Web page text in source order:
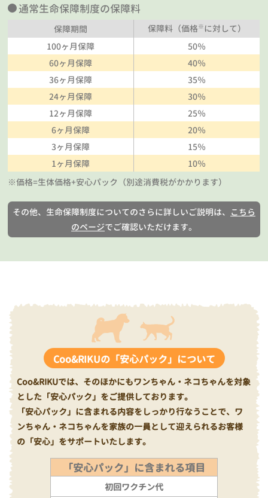
通常生命保障制度の保障料
保障期間 保障料（価格※に対して）
100ヶ月保障
50％
60ヶ月保障
40％
36ヶ月保障
35％
24ヶ月保障
30％
12ヶ月保障
25％
6ヶ月保障
20％
3ヶ月保障
15％
1ヶ月保障
10％
※価格=生体価格+安心パック（別途消費税がかかります）
その他、生命保障制度についてのさらに詳しいご説明は、
こちら
のページでご確認いただけます。
Coo&RIKUの「安心パック」について
Coo&RIKUでは、そのほかにもワンちゃん・ネコちゃんを対象
とした「安心パック」をご提供しております。
「安心パック」に含まれる内容をしっかり行なうことで、ワ
ンちゃん・ネコちゃんを家族の一員として迎えられるお客様
の「安心」をサポートいたします。
「安心パック」に含まれる項目
初回ワクチン代